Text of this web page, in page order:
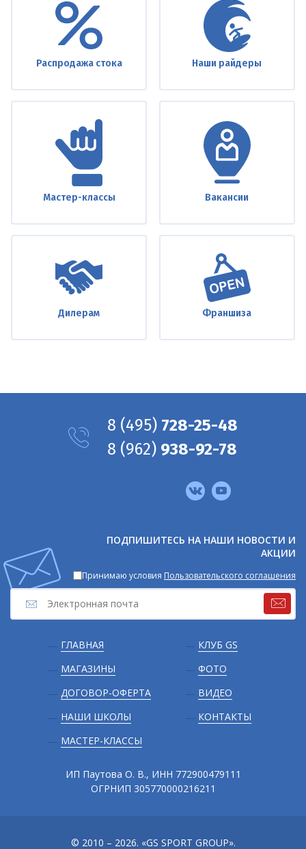
Распродажа стока Наши райдеры
Мастер-классы Вакансии
Дилерам Франшиза
Подвал
ГЛАВНАЯ
МАГАЗИНЫ
ДОГОВОР-ОФЕРТА
НАШИ ШКОЛЫ
МАСТЕР-КЛАССЫ
КЛУБ GS
ФОТО
ВИДЕО
КОНТАКТЫ
ПОДПИШИТЕСЬ НА НАШИ НОВОСТИ И
АКЦИИ
Принимаю условия Пользовательского соглашения
8 (495) 728-25-48
8 (962) 938-92-78
ИП Паутова О. В., ИНН 772900479111
ОГРНИП 305770000216211
© 2010 – 2026. «GS SPORT GROUP».